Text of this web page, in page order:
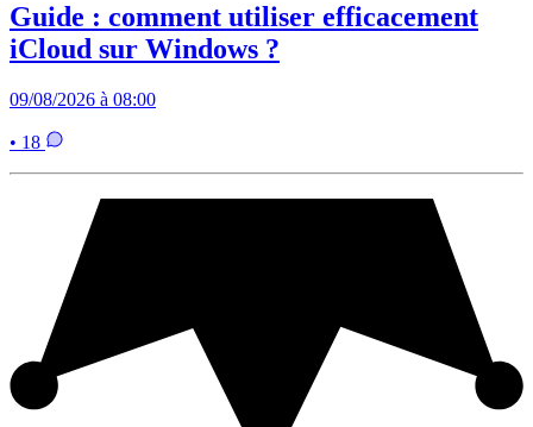
Guide : comment utiliser efficacement
iCloud sur Windows ?
09/08/2026 à 08:00
• 18